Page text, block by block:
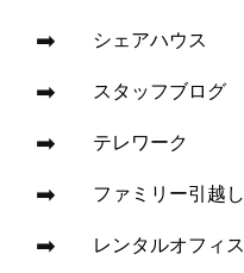
シェアハウス
スタッフブログ
テレワーク
ファミリー引越し
レンタルオフィス